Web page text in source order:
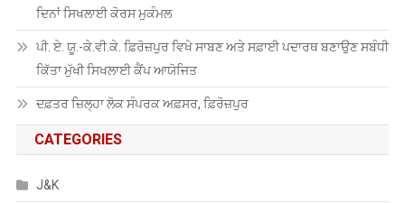
ਦਿਨਾਂ ਸਿਖਲਾਈ ਕੋਰਸ ਮੁਕੰਮਲ
ਪੀ. ਏ. ਯੂ.-ਕੇ.ਵੀ.ਕੇ. ਫ਼ਿਰੋਜ਼ਪੁਰ ਵਿਖੇ ਸਾਬਣ ਅਤੇ ਸਫ਼ਾਈ ਪਦਾਰਥ ਬਣਾਉਣ ਸਬੰਧੀ
ਕਿੱਤਾ ਮੁੱਖੀ ਸਿਖਲਾਈ ਕੈਂਪ ਆਯੋਜਿਤ
ਦਫ਼ਤਰ ਜ਼ਿਲ੍ਹਾ ਲੋਕ ਸੰਪਰਕ ਅਫ਼ਸਰ, ਫ਼ਿਰੋਜ਼ਪੁਰ
CATEGORIES
J&K